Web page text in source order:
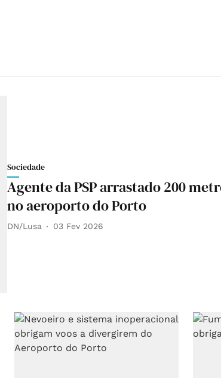
Sociedade
Agente da PSP arrastado 200
no aeroporto do Porto
DN/Lusa 03 Fev 2026